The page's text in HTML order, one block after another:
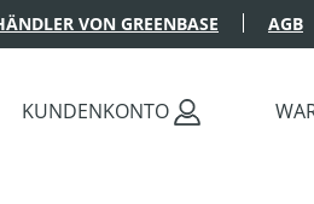
VON GREENBASE AGB
KUNDENKONTO